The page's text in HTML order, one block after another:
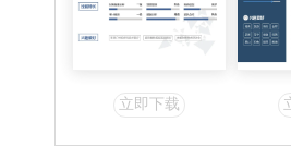
立即下载